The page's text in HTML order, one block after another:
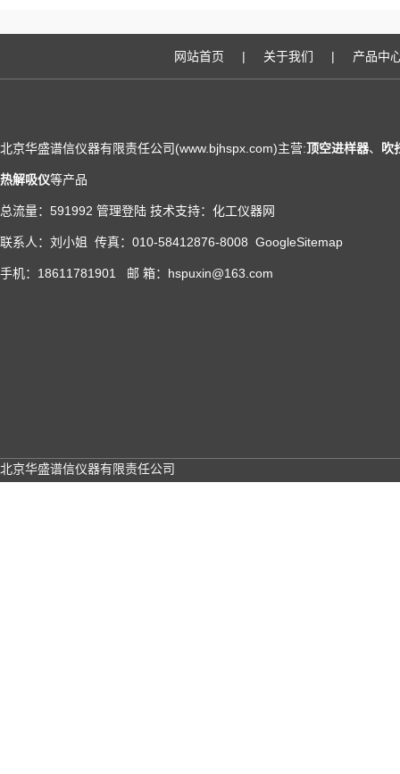
网站首页 | 关于我们 | 产品中
北京华盛谱信仪器有限责任公司(www.bjhspx.com)主营:顶空进样器、 吹
热解吸仪等产品
总流量：591992 管理登陆 技术支持： 化工仪器网
联系人：刘小姐 传真：010-58412876-8008 GoogleSitemap
手机：18611781901 邮 箱：hspuxin@163.com
北京华盛谱信仪器有限责任公司